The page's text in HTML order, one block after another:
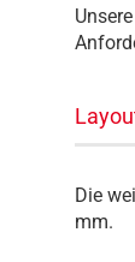
Die
mm.